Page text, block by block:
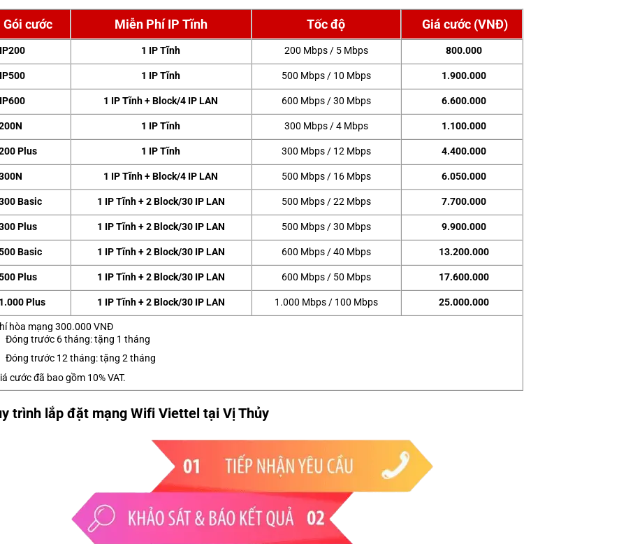
Gói cước Miễn Phí IP Tĩnh Tốc độ Giá cước (VNĐ)
1 IP Tĩnh 200 Mbps / 5 Mbps 800.000
1 IP Tĩnh 500 Mbps / 10 Mbps 1.900.000
1 IP Tĩnh + Block/4 IP LAN 600 Mbps / 30 Mbps 6.600.000
1 IP Tĩnh 300 Mbps / 4 Mbps 1.100.000
Plus 1 IP Tĩnh 300 Mbps / 12 Mbps 4.400.000
1 IP Tĩnh + Block/4 IP LAN 500 Mbps / 16 Mbps 6.050.000
Basic 1 IP Tĩnh + 2 Block/30 IP LAN 500 Mbps / 22 Mbps 7.700.000
Plus 1 IP Tĩnh + 2 Block/30 IP LAN 500 Mbps / 30 Mbps 9.900.000
Basic 1 IP Tĩnh + 2 Block/30 IP LAN 600 Mbps / 40 Mbps 13.200.000
Plus 1 IP Tĩnh + 2 Block/30 IP LAN 600 Mbps / 50 Mbps 17.600.000
Plus 1 IP Tĩnh + 2 Block/30 IP LAN 1.000 Mbps / 100 Mbps 25.000.000
hòa mạng 300.000 VNĐ
Đóng trước 6 tháng: tặng 1 tháng
Đóng trước 12 tháng: tặng 2 tháng
cước đã bao gồm 10% VAT.
trình lắp đặt mạng Wifi Viettel tại Vị Thủy